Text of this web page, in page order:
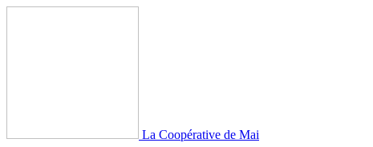
La Coopérative de Mai